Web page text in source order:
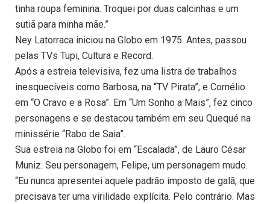
tinha roupa feminina. Troquei por duas calcinhas e um
sutiã para minha mãe.”
Ney Latorraca iniciou na Globo em 1975. Antes, passou
pelas TVs Tupi, Cultura e Record.
Após a estreia televisiva, fez uma listra de trabalhos
inesquecíveis como Barbosa, na “TV Pirata”; e Cornélio
em “O Cravo e a Rosa”. Em “Um Sonho a Mais”, fez cinco
personagens e se destacou também em seu Quequé na
minissérie “Rabo de Saia”.
Sua estreia na Globo foi em “Escalada”, de Lauro César
Muniz. Seu personagem, Felipe, um personagem mudo.
“Eu nunca apresentei aquele padrão imposto de galã, que
precisava ter uma virilidade explícita. Pelo contrário. Mas